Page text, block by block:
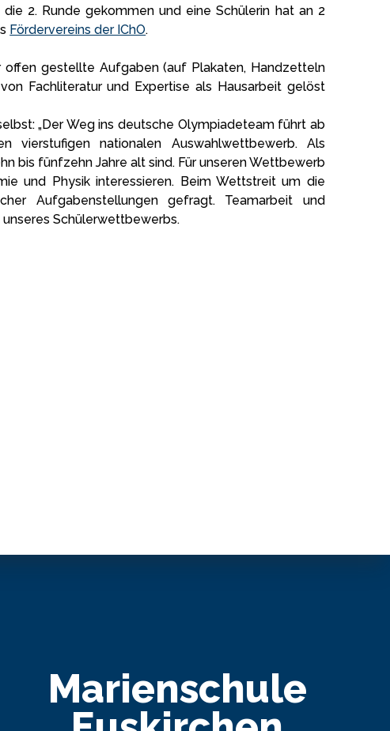
2. Runde gekommen und eine Schülerin hat an 2
Fördervereins der IChO.
offen gestellte Aufgaben (auf Plakaten, Handzetteln
Fachliteratur und Expertise als Hausarbeit gelöst
„Der Weg ins deutsche Olympiadeteam führt ab
nationalen Auswahlwettbewerb. Als
bis fünfzehn Jahre alt sind. Für unseren Wettbewerb
und Physik interessieren. Beim Wettstreit um die
Aufgabenstellungen gefragt. Teamarbeit und
Schülerwettbewerbs.
Marienschule